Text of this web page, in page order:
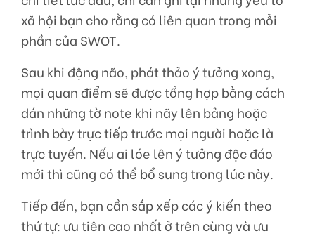
xã hội bạn cho rằng có liên quan trong mỗi
phần của SWOT.
Sau khi động não, phát thảo ý tưởng xong,
mọi quan điểm sẽ được tổng hợp bằng cách
dán những tờ note khi nãy lên bảng hoặc
trình bày trực tiếp trước mọi người hoặc là
trực tuyến. Nếu ai lóe lên ý tưởng độc đáo
mới thì cũng có thể bổ sung trong lúc này.
Tiếp đến, bạn cần sắp xếp các ý kiến theo
thứ tự: ưu tiên cao nhất ở trên cùng và ưu